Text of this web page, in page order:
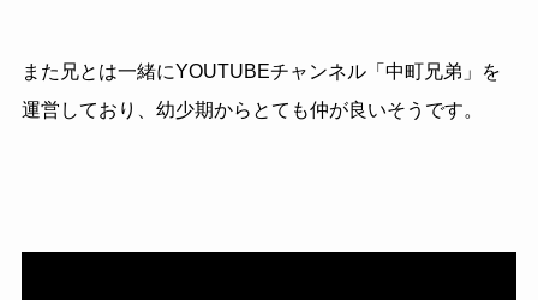
また兄とは一緒にYOUTUBEチャンネル「中町兄弟」を
運営しており、幼少期からとても仲が良いそうです。